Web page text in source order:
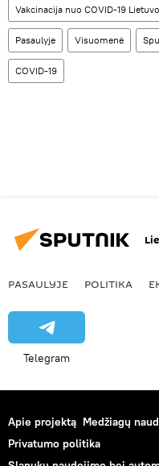
Vakcinacija nuo COVID-19
Pasaulyje Visuomenė
COVID-19
PASAULYJE POLITIKA
Telegram
Apie projektą Medžiagų
Privatumo politika